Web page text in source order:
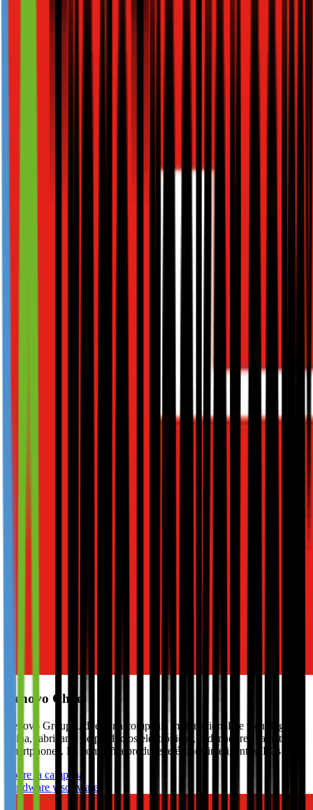
Lenovo Chile
Lenovo Group Ltd. es una compañía multinacional de tecnología
china, fabricante de productos electrónicos, ordenadores, tabletas y
smartphones. La compañía produce teléfonos inteligentes, PCs…
Sobre la campaña
Hardware y software